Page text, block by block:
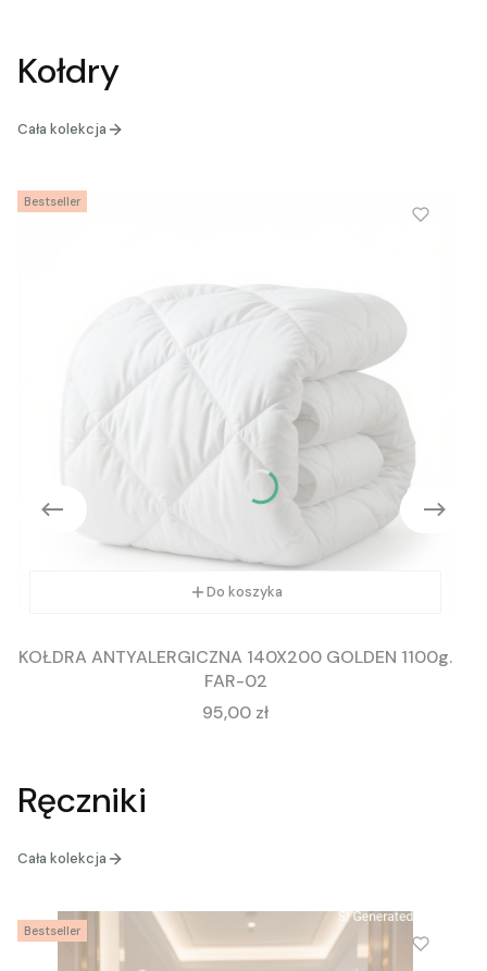
Kołdry
Cała kolekcja
Bestseller
Do koszyka
KOŁDRA ANTYALERGICZNA 140X200 GOLDEN 1100g.
FAR-02
Cena
95,00 zł
Ręczniki
Cała kolekcja
Bestseller